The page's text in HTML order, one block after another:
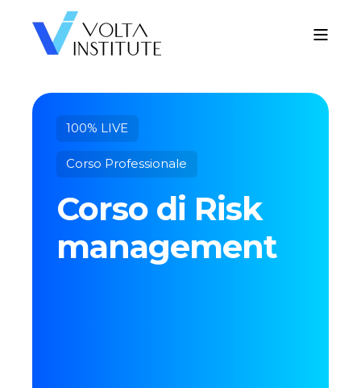
100% LIVE
Corso Professionale
Corso di Risk
management